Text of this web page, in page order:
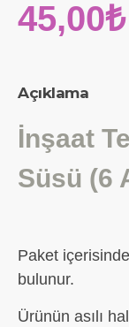
Açıklama
İnşaat
Süsü (6
Paket
bulunur.
Ürünün asılı
45,00₺